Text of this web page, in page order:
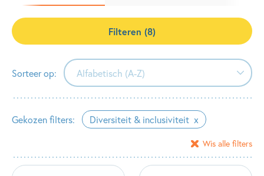
Filteren (8)
Sorteer op: Alfabetisch (A-Z)
Alfabetisch (A-Z)
Alfabetisch (Z-A)
Gekozen filters: Diversiteit & inclusiviteit
Wis alle filters